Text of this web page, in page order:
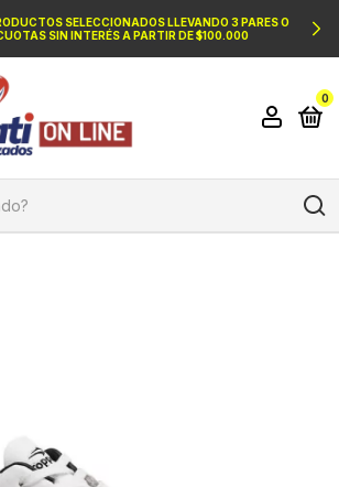
SELECCIONADOS LLEVANDO 3 PARES O
SIN INTERÉS A PARTIR DE $100.000
0